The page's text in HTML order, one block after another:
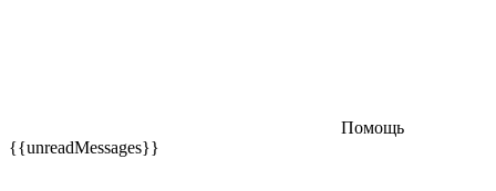
Помощь
{{unreadMessages}}